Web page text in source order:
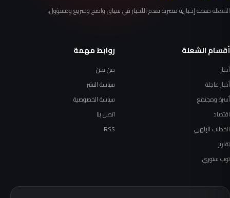
الشعلة منصة إخبارية مصرية تقدم الأخبار في سياق واضح وسريع ومسؤول.
أقسام الشعلة
أخبار
أخبار عاجلة
أسرة ومجتمع
اقتصاد
الخطاب الإلهي
تقارير
توب ستوري
روابط مهمة
من نحن
سياسة النشر
سياسة الخصوصية
اتصل بنا
RSS